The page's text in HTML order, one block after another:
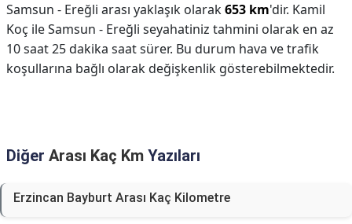
Samsun - Ereğli arası yaklaşık olarak653 km'dir. Kamil
Koç ile Samsun - Ereğli seyahatiniz tahmini olarak en az
10 saat 25 dakika saat sürer. Bu durum hava ve trafik
koşullarına bağlı olarak değişkenlik gösterebilmektedir.
Diğer Arası Kaç Km Yazıları
Erzincan Bayburt Arası Kaç Kilometre